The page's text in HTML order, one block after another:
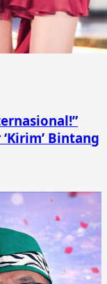
Bintang